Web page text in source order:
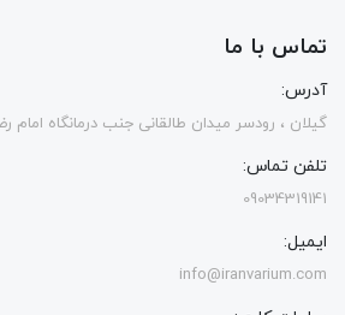
تماس با ما
آدرس:
گیلان ، رودسر میدان طالقانی جنب درمانگاه امام
تلفن تماس:
09034319141
ایمیل:
info@iranvarium.com